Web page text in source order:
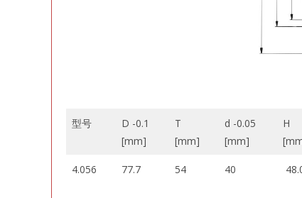
型号
D -0.1
[mm]
T
[mm]
d -0.05
[mm]
H
4.056 77.7 54 40